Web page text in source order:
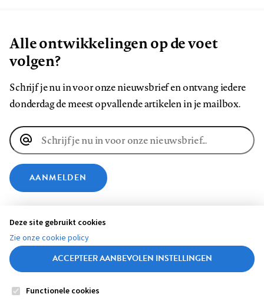
Alle ontwikkelingen op de voet
volgen?
Schrijf je nu in voor onze nieuwsbrief en ontvang iedere
donderdag de meest opvallende artikelen in je mailbox.
E-
mailadres
AANMELDEN
VOLG ONS OP
ons
op
Volg
ons
op
Volg
ons
op
Volg
ons
Volg
ons
Volg
ons
Contact Colofon Disclaimer
Deze site gebruikt cookies
Zie onze cookie policy
ACCEPTEER AANBEVOLEN INSTELLINGEN
Functionele cookies